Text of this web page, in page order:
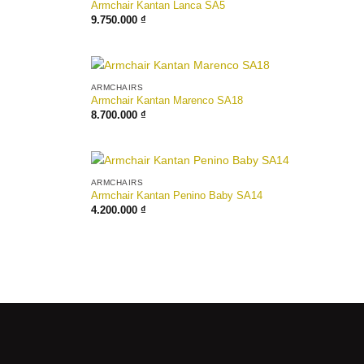
Armchair Kantan Lanca SA5
9.750.000 ₫
ARMCHAIRS
Armchair Kantan Marenco SA18
8.700.000 ₫
ARMCHAIRS
Armchair Kantan Penino Baby SA14
4.200.000 ₫